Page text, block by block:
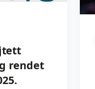
rendet